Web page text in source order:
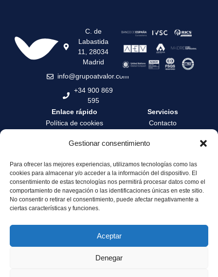
Gestionar consentimiento
Para ofrecer las mejores experiencias, utilizamos tecnologías como las
cookies para almacenar y/o acceder a la información del dispositivo. El
consentimiento de estas tecnologías nos permitirá procesar datos como el
comportamiento de navegación o las identificaciones únicas en este sitio.
No consentir o retirar el consentimiento, puede afectar negativamente a
ciertas características y funciones.
Aceptar
Denegar
C. de
Labastida
11, 28034
Madrid
info@grupoatvalor.com
+34 900 869
595
Servicios
Contacto
Zona privada
Área profesionales
Enlace rápido
Política de cookies
Canal de denuncia
Servicio de Atención al
Cliente
Sostenibilidad y